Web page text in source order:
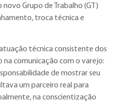
Grupo de Trabalho (GT)
troca técnica e
técnica consistente dos
na comunicação com o varejo:
de mostrar seu
um parceiro real para
na conscientização